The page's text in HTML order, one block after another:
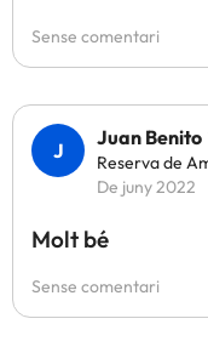
Sense comentari
Juan Benito
Reserva de
De juny 2022
Molt bé
Sense comentari